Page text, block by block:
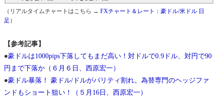
（リアルタイムチャートはこちら → FXチャート＆レート：豪ドル/米ドル 日
足 ）
【参考記事】
●豪ドルは1000pips下落してもまだ高い！対ドルで0.9ドル、対円で90
円まで下落か（６月６日、西原宏一）
●豪ドル暴落！ 豪ドル/ドルがパリティ割れ。為替専門のヘッジファ
ンドもショート狙い！（５月16日、西原宏一）